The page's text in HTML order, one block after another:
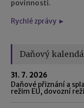
povinnosti.
Rychlé zprávy ►
Daňový
31. 7. 2026
Daňové přiznání a
režim EU, dovozní